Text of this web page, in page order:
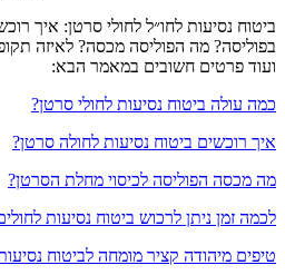
ביטוח נסיעות לחו״ל לחולי סרטן: איך
בפוליסה? מה הפוליסה מכסה? לאיזה
ועוד פרטים חשובים במאמר הבא:
כמה עולה ביטוח נסיעות לחולי סרטן?
איך רוכשים ביטוח נסיעות לחולה סרטן?
מה מכסה הפוליסה לכיסוי מחלת הסרטן?
לכמה זמן ניתן לרכוש ביטוח נסיעות
טיפים מיהודה קציר מומחה לביטוח